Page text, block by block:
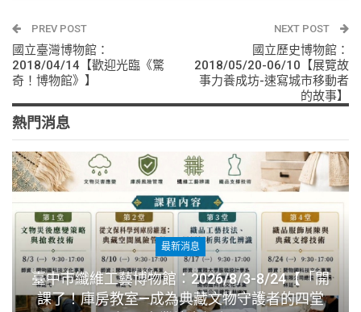
PREV POST
國立臺灣博物館：
2018/04/14【歡迎光臨《驚
奇！博物館》】
NEXT POST
國立歷史博物館：
2018/05/20-06/10【展覽故
事力養成坊-速寫城市移動者
的故事】
熱門消息
最新消息
臺中市纖維工藝博物館：2026/8/3-8/24【「開
課了！庫房教室—成為典藏文物守護者的四堂